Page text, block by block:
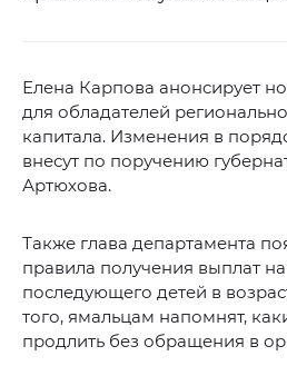
Елена Карпова анонсирует
для обладателей
капитала. Изменения в
внесут по поручению
Артюхова.
Также глава департамента
правила получения выплат на
последующего детей в
того, ямальцам напомнят,
продлить без обращения в